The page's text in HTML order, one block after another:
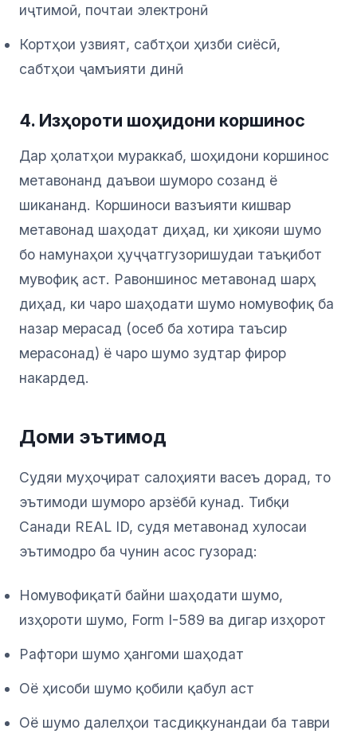
иҷтимоӣ, почтаи электронӣ
Кортҳои узвият, сабтҳои ҳизби сиёсӣ,
сабтҳои ҷамъияти динӣ
4. Изҳороти шоҳидони коршинос
Дар ҳолатҳои мураккаб, шоҳидони коршинос
метавонанд даъвои шуморо созанд ё
шикананд. Коршиноси вазъияти кишвар
метавонад шаҳодат диҳад, ки ҳикояи шумо
бо намунаҳои ҳуҷҷатгузоришудаи таъқибот
мувофиқ аст. Равоншинос метавонад шарҳ
диҳад, ки чаро шаҳодати шумо номувофиқ ба
назар мерасад (осеб ба хотира таъсир
мерасонад) ё чаро шумо зудтар фирор
накардед.
Доми эътимод
Судяи муҳоҷират салоҳияти васеъ дорад, то
эътимоди шуморо арзёбӣ кунад. Тибқи
Санади REAL ID, судя метавонад хулосаи
эътимодро ба чунин асос гузорад:
Номувофиқатӣ байни шаҳодати шумо,
изҳороти шумо, Form I-589 ва дигар изҳорот
Рафтори шумо ҳангоми шаҳодат
Оё ҳисоби шумо қобили қабул аст
Оё шумо далелҳои тасдиқкунандаи ба таври